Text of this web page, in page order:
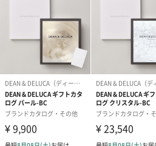
バイヤー選りすぐりのアイテムを豊
各カテゴリーごとに、さまざまな食
す。オリジナルアイテム商品はもち
ーツなども満載です。